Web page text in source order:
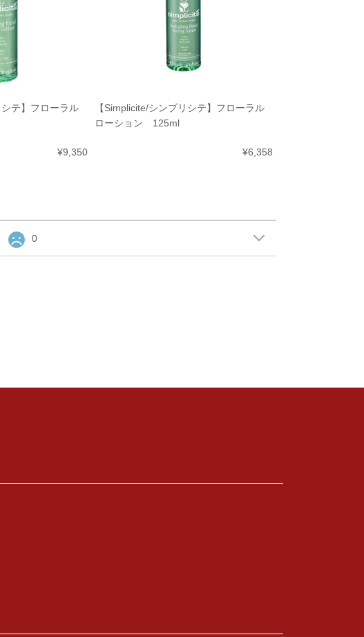
シテ】フローラル
¥9,350
【Simplicite/シンプリシテ】フローラル
ローション 125ml
¥6,358
0